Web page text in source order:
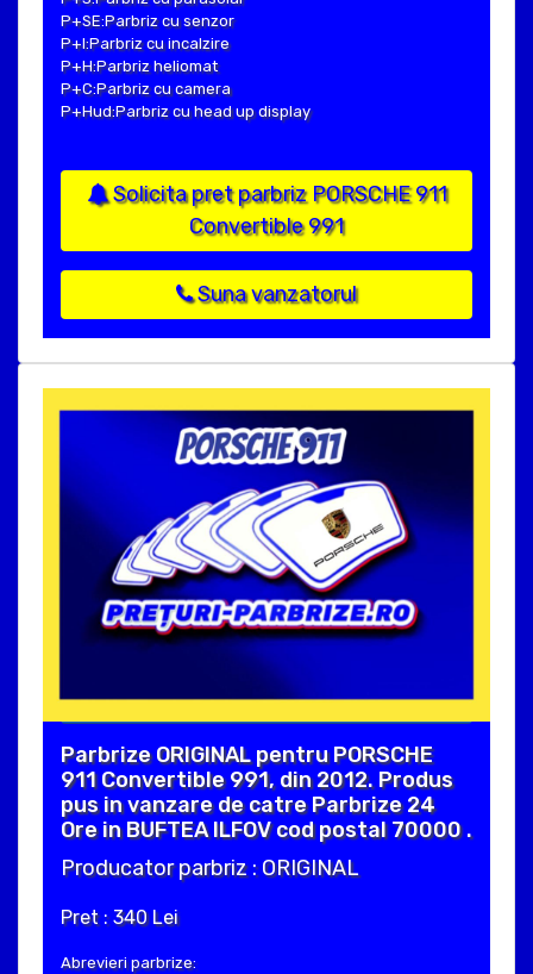
P+SE:Parbriz cu senzor
P+I:Parbriz cu incalzire
P+H:Parbriz heliomat
P+C:Parbriz cu camera
P+Hud:Parbriz cu head up display
Solicita pret parbriz PORSCHE 911
Convertible 991
Suna vanzatorul
Parbrize ORIGINAL pentru PORSCHE
911 Convertible 991, din 2012. Produs
pus in vanzare de catre Parbrize 24
Ore in BUFTEA ILFOV cod postal 70000 .
Producator parbriz : ORIGINAL
Pret : 340 Lei
Abrevieri parbrize: